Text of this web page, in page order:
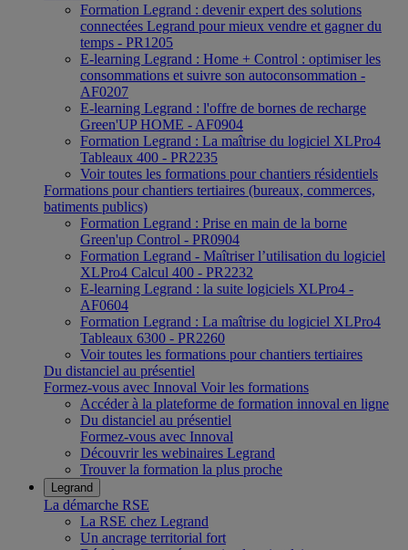
Formation Legrand : devenir expert des solutions
connectées Legrand pour mieux vendre et gagner du
temps - PR1205
E-learning Legrand : Home + Control : optimiser les
consommations et suivre son autoconsommation -
AF0207
E-learning Legrand : l'offre de bornes de recharge
Green'UP HOME - AF0904
Formation Legrand : La maîtrise du logiciel XLPro4
Tableaux 400 - PR2235
Voir toutes les formations pour chantiers résidentiels
Formations pour chantiers tertiaires (bureaux, commerces,
batiments publics)
Formation Legrand : Prise en main de la borne
Green'up Control - PR0904
Formation Legrand - Maîtriser l’utilisation du logiciel
XLPro4 Calcul 400 - PR2232
E-learning Legrand : la suite logiciels XLPro4 -
AF0604
Formation Legrand : La maîtrise du logiciel XLPro4
Tableaux 6300 - PR2260
Voir toutes les formations pour chantiers tertiaires
Du distanciel au présentiel
Formez-vous avec Innoval Voir les formations
Accéder à la plateforme de formation innoval en ligne
Du distanciel au présentiel
Formez-vous avec Innoval
Découvrir les webinaires Legrand
Trouver la formation la plus proche
Legrand
La démarche RSE
La RSE chez Legrand
Un ancrage territorial fort